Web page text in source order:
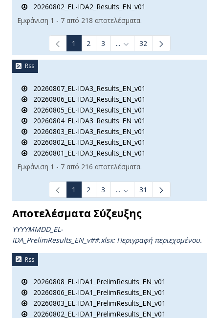
20260802_EL-IDA2_Results_EN_v01
Εμφάνιση 1 - 7 από 218 αποτελέσματα.
1 2 3 ... Ενδιάμεσες σελίδες Use
32
Rss
20260807_EL-IDA3_Results_EN_v01
20260806_EL-IDA3_Results_EN_v01
20260805_EL-IDA3_Results_EN_v01
20260804_EL-IDA3_Results_EN_v01
20260803_EL-IDA3_Results_EN_v01
20260802_EL-IDA3_Results_EN_v01
20260801_EL-IDA3_Results_EN_v01
Εμφάνιση 1 - 7 από 216 αποτελέσματα.
1 2 3 ... Ενδιάμεσες σελίδες Use
31
Αποτελέσματα Σύζευξης
YYYYMMDD_EL-
IDA_PrelimResults_ΕΝ_v##.xlsx:Περιγραφή περιεχομένου.
Rss
20260808_EL-IDA1_PrelimResults_EN_v01
20260806_EL-IDA1_PrelimResults_EN_v01
20260803_EL-IDA1_PrelimResults_EN_v01
20260802_EL-IDA1_PrelimResults_EN_v01